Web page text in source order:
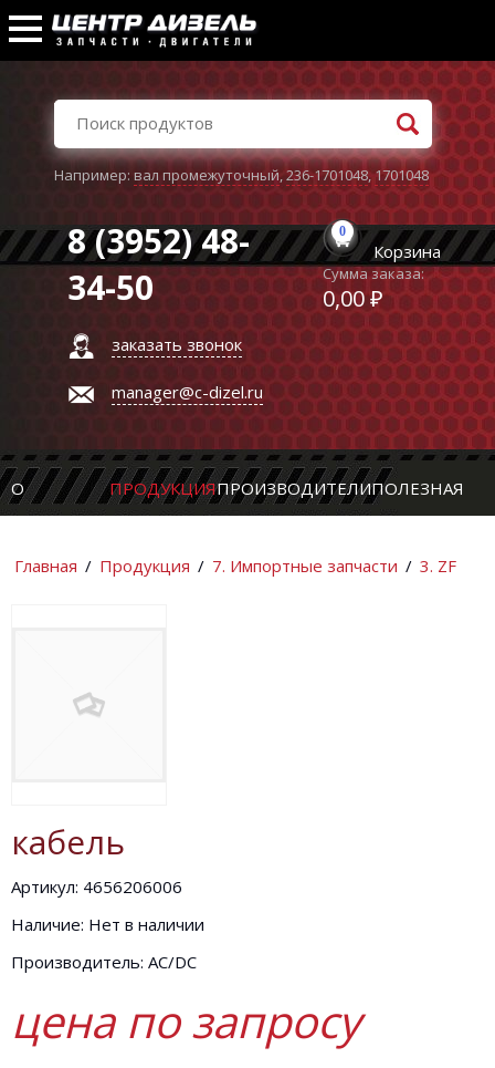
Например:вал промежуточный,236-1701048,1701048
8 (3952) 48-
34-50
заказать звонок
manager@c-dizel.ru
0
Корзина
Сумма заказа:
0,00 ₽
О ПРОДУКЦИЯПРОИЗВОДИТЕЛИПОЛЕЗНАЯ
Главная / Продукция / 7. Импортные запчасти / 3. ZF
кабель
Артикул: 4656206006
Наличие: Нет в наличии
Производитель: AC/DC
цена по запросу